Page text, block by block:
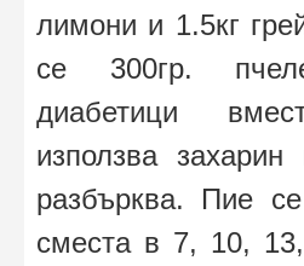
лимони и 1.5кг
се 300гр.
диабетици
използва
разбърква. Пие
сместа в 7, 10,